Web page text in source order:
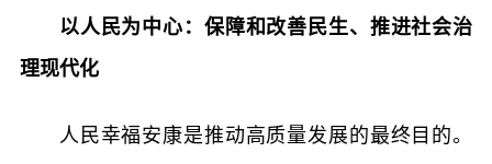
以人民为中心：保障和改善民生、推进社会治
理现代化
人民幸福安康是推动高质量发展的最终目的。